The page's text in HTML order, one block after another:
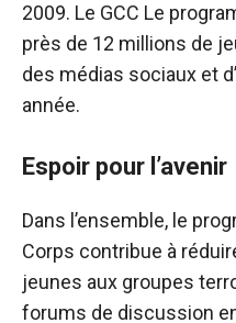
2009. Le GCC Le
près de 12 millions de
des médias sociaux et
année.
Espoir pour l’avenir
Dans l’ensemble, le
Corps contribue à
jeunes aux groupes
forums de discussion